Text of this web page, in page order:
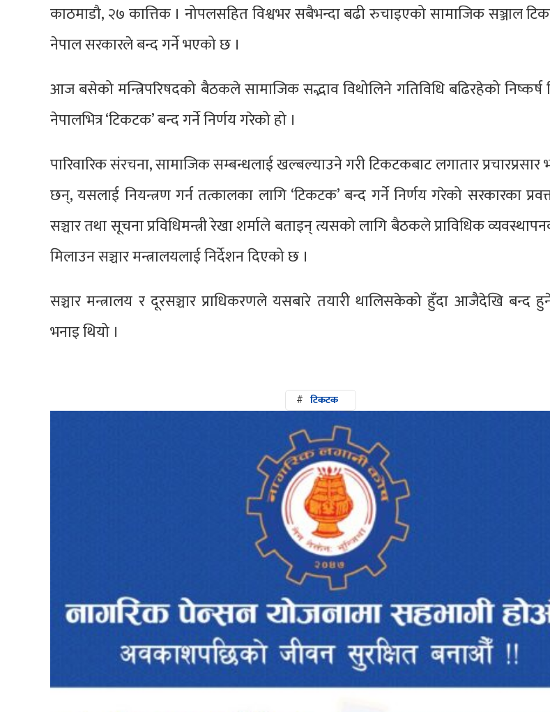
काठमाडौ, २७ कात्तिक । नोपलसहित विश्वभर सबैभन्दा बढी रुचाइएको सामाजिक सञ्जाल
नेपाल सरकारले बन्द गर्ने भएको छ ।
आज बसेको मन्त्रिपरिषदको बैठकले सामाजिक सद्भाव विथोलिने गतिविधि बढिरहेको निष्कर्ष
नेपालभित्र ‘टिकटक’ बन्द गर्ने निर्णय गरेको हो ।
पारिवारिक संरचना, सामाजिक सम्बन्धलाई खल्बल्याउने गरी टिकटकबाट लगातार प्रचारप्रसार
छन्, यसलाई नियन्त्रण गर्न तत्कालका लागि ‘टिकटक’ बन्द गर्ने निर्णय गरेको सरकारका
सञ्चार तथा सूचना प्रविधिमन्त्री रेखा शर्माले बताइन् त्यसको लागि बैठकले प्राविधिक
मिलाउन सञ्चार मन्त्रालयलाई निर्देशन दिएको छ ।
सञ्चार मन्त्रालय र दूरसञ्चार प्राधिकरणले यसबारे तयारी थालिसकेको हुँदा आजैदेखि बन्द
भनाइ थियो ।
# टिकटक